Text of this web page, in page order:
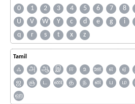
0 1 2 3 4 5 6 7 8
U
V W Y c d e g i
q
r s t x z
Tamil
ஃ அ ஆ இ ஈ உ ஊ எ ஏ
ஜ
ஞ ட ண த ந ன ப ம
ஹ